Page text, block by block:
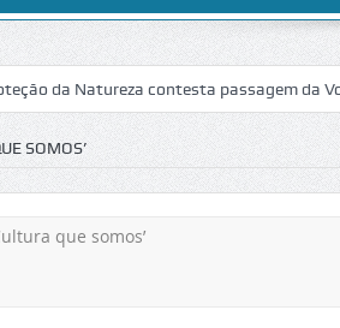
passagem da Volta a Portugal no
SOMOS’